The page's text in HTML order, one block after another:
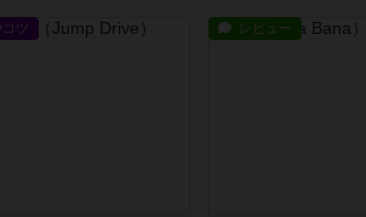
ツ レビュー